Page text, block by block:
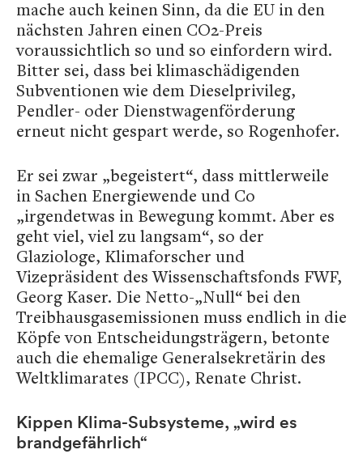
mache auch keinen Sinn, da die EU in den
nächsten Jahren einen CO2-Preis
voraussichtlich so und so einfordern wird.
Bitter sei, dass bei klimaschädigenden
Subventionen wie dem Dieselprivileg,
Pendler- oder Dienstwagenförderung
erneut nicht gespart werde, so Rogenhofer.
Er sei zwar „begeistert“, dass mittlerweile
in Sachen Energiewende und Co
„irgendetwas in Bewegung kommt. Aber es
geht viel, viel zu langsam“, so der
Glaziologe, Klimaforscher und
Vizepräsident des Wissenschaftsfonds FWF,
Georg Kaser. Die Netto-„Null“ bei den
Treibhausgasemissionen muss endlich in die
Köpfe von Entscheidungsträgern, betonte
auch die ehemalige Generalsekretärin des
Weltklimarates (IPCC), Renate Christ.
Kippen Klima-Subsysteme, „wird es
brandgefährlich“